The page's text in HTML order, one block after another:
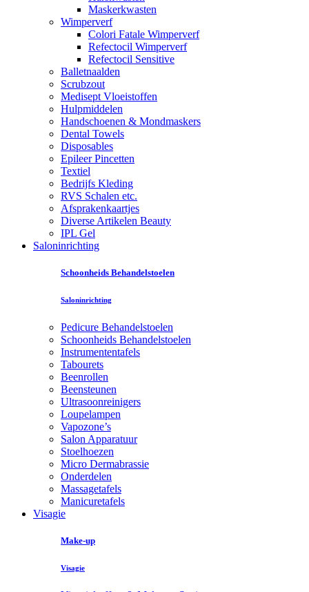
Maskerkwasten
Wimperverf
Colori Fatale Wimperverf
Refectocil Wimperverf
Refectocil Sensitive
Balletnaalden
Scrubzout
Medisept Vloeistoffen
Hulpmiddelen
Handschoenen & Mondmaskers
Dental Towels
Disposables
Epileer Pincetten
Textiel
Bedrijfs Kleding
RVS Schalen etc.
Afsprakenkaartjes
Diverse Artikelen Beauty
IPL Gel
Saloninrichting
Schoonheids Behandelstoelen
Saloninrichting
Pedicure Behandelstoelen
Schoonheids Behandelstoelen
Instrumententafels
Tabourets
Beenrollen
Beensteunen
Ultrasoonreinigers
Loupelampen
Vapozone’s
Salon Apparatuur
Stoelhoezen
Micro Dermabrassie
Onderdelen
Massagetafels
Manicuretafels
Visagie
Make-up
Visagie